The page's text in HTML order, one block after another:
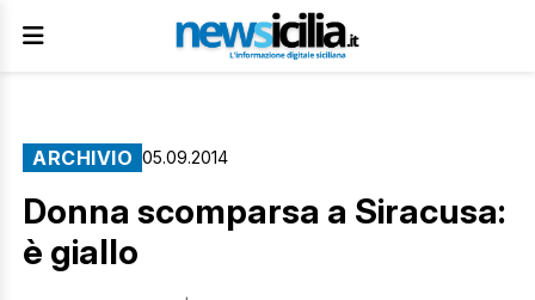
ARCHIVIO 05.09.2014
Donna scomparsa a Siracusa:
è giallo